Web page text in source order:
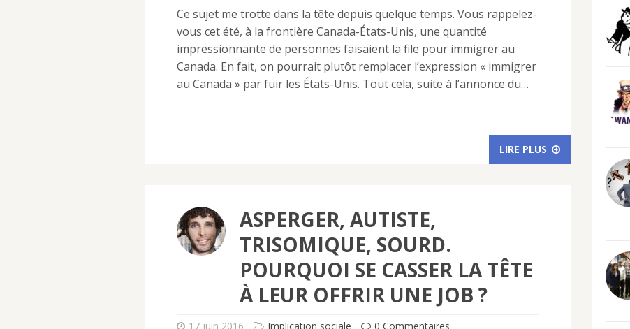
Ce sujet me trotte dans la tête depuis quelque temps. Vous rappelez-
vous cet été, à la frontière Canada-États-Unis, une quantité
impressionnante de personnes faisaient la file pour immigrer au
Canada. En fait, on pourrait plutôt remplacer l’expression « immigrer
au Canada » par fuir les États-Unis. Tout cela, suite à l’annonce du…
LIRE PLUS
ASPERGER, AUTISTE,
TRISOMIQUE, SOURD.
POURQUOI SE CASSER LA TÊTE
À LEUR OFFRIR UNE JOB ?
17 juin 2016 Implication sociale 0 Commentaires